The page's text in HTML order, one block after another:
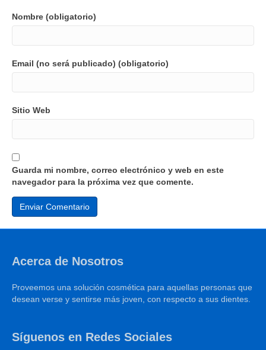
Nombre (obligatorio)
Email (no será publicado) (obligatorio)
Sitio Web
Guarda mi nombre, correo electrónico y web en este
navegador para la próxima vez que comente.
Acerca de Nosotros
Proveemos una solución cosmética para aquellas personas que
desean verse y sentirse más joven, con respecto a sus dientes.
Síguenos en Redes Sociales